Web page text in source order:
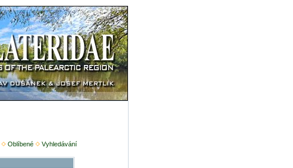
Oblíbené Vyhledávání